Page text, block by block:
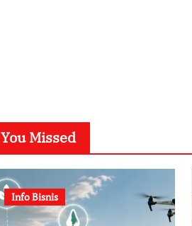
You Missed
Info Bisnis